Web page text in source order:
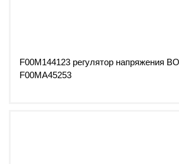
F00M144123 регулятор напряжения
F00MA45253